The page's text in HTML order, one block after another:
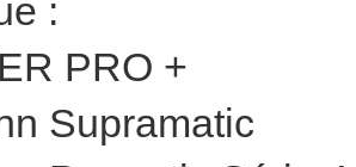
:
PRO +
Supramatic